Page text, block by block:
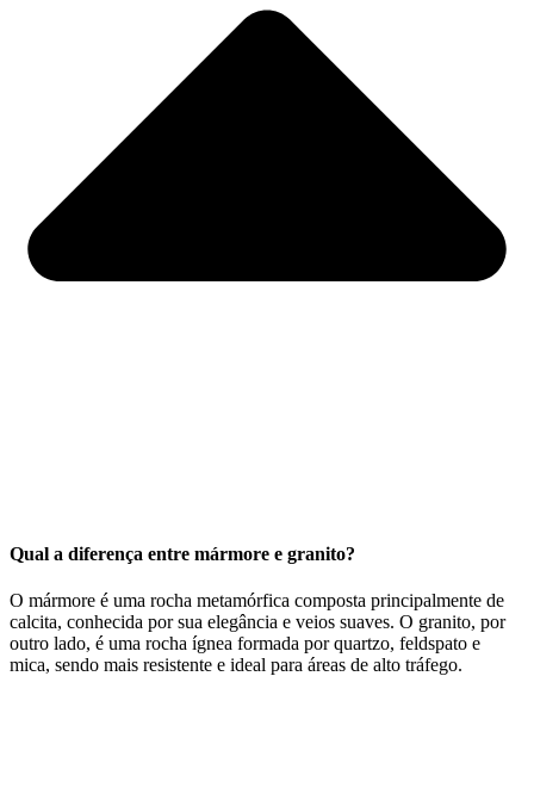
Qual a diferença entre mármore e granito?
O mármore é uma rocha metamórfica composta principalmente de
calcita, conhecida por sua elegância e veios suaves. O granito, por
outro lado, é uma rocha ígnea formada por quartzo, feldspato e
mica, sendo mais resistente e ideal para áreas de alto tráfego.